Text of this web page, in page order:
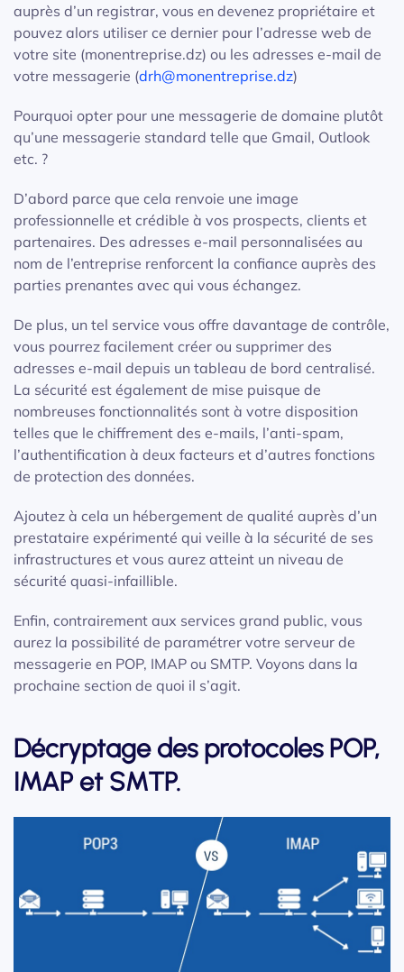
auprès d’un registrar, vous en devenez propriétaire et
pouvez alors utiliser ce dernier pour l’adresse web de
votre site (monentreprise.dz) ou les adresses e-mail de
votre messagerie (drh@monentreprise.dz)
Pourquoi opter pour une messagerie de domaine plutôt
qu’une messagerie standard telle que Gmail, Outlook
etc. ?
D’abord parce que cela renvoie une image
professionnelle et crédible à vos prospects, clients et
partenaires. Des adresses e-mail personnalisées au
nom de l’entreprise renforcent la confiance auprès des
parties prenantes avec qui vous échangez.
De plus, un tel service vous offre davantage de contrôle,
vous pourrez facilement créer ou supprimer des
adresses e-mail depuis un tableau de bord centralisé.
La sécurité est également de mise puisque de
nombreuses fonctionnalités sont à votre disposition
telles que le chiffrement des e-mails, l’anti-spam,
l’authentification à deux facteurs et d’autres fonctions
de protection des données.
Ajoutez à cela un hébergement de qualité auprès d’un
prestataire expérimenté qui veille à la sécurité de ses
infrastructures et vous aurez atteint un niveau de
sécurité quasi-infaillible.
Enfin, contrairement aux services grand public, vous
aurez la possibilité de paramétrer votre serveur de
messagerie en POP, IMAP ou SMTP. Voyons dans la
prochaine section de quoi il s’agit.
Décryptage des protocoles POP,
IMAP et SMTP.